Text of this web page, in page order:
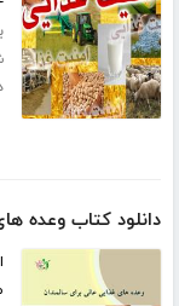
دانلود کتاب وعده